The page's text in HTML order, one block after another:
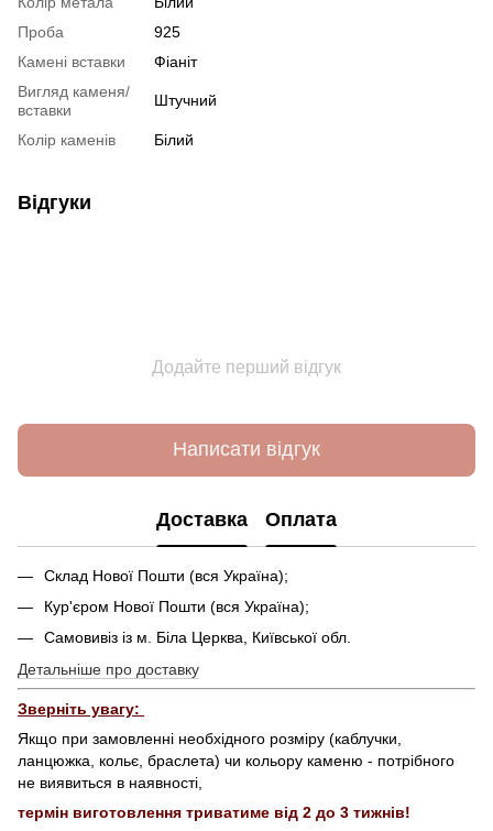
Проба
925
Камені вставки
Фіаніт
Вигляд каменя/
вставки
Штучний
Колір каменів Білий
Відгуки
Додайте перший відгук
Написати відгук
Доставка Оплата
Склад Нової Пошти (вся Україна);
Кур'єром Нової Пошти (вся Україна);
Самовивіз із м. Біла Церква, Київської обл.
Детальніше про доставку
Зверніть увагу:
Якщо при замовленні необхідного розміру (каблучки,
ланцюжка, кольє, браслета) чи кольору каменю - потрібного
не виявиться в наявності,
термін виготовлення триватиме від 2 до 3 тижнів!